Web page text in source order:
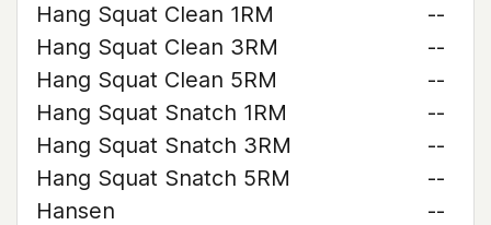
Hang Squat Clean 1RM
--
Hang Squat Clean 3RM
--
Hang Squat Clean 5RM
--
Hang Squat Snatch 1RM
--
Hang Squat Snatch 3RM
--
Hang Squat Snatch 5RM
--
Hansen
--